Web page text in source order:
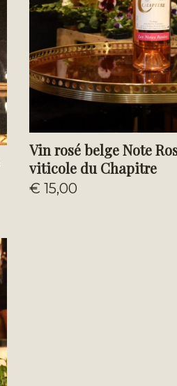
Vin rosé belge Note
viticole du Chapitre
€ 15,00